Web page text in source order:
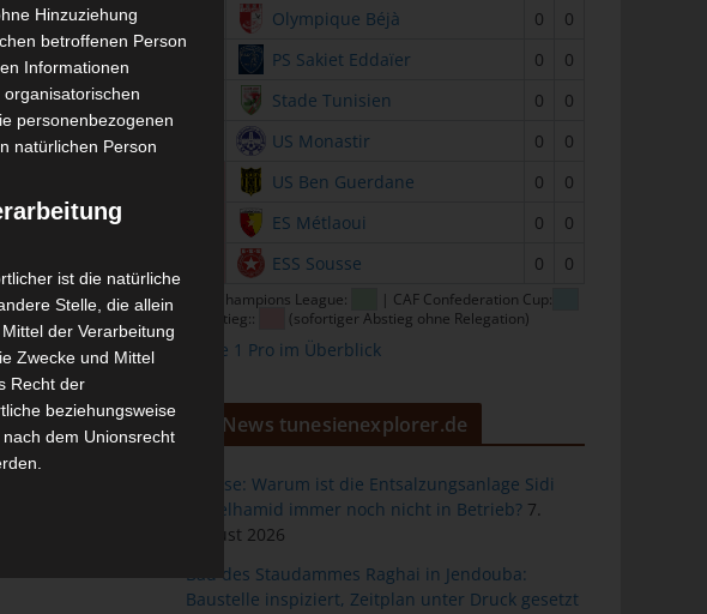
Olympique Béjà 0
0
PS Sakiet Eddaïer 0
0
Stade Tunisien 0
0
US Monastir 0
0
US Ben Guerdane 0
0
ES Métlaoui 0
0
ESS Sousse 0 0
CAF Champions League:
| CAF Confederation Cup:
| Abstieg::
(sofortiger Abstieg ohne Relegation)
Ligue 1 Pro im Überblick
News tunesienexplorer.de
Sousse: Warum ist die Entsalzungsanlage Sidi
Abdelhamid immer noch nicht in Betrieb? 7.
August 2026
Bau des Staudammes Raghai in Jendouba:
Baustelle inspiziert, Zeitplan unter Druck gesetzt
Hinzuziehung
betroffenen Person
Informationen
personenbezogenen
natürlichen Person
ist die natürliche
Stelle, die allein
der Verarbeitung
Zwecke und Mittel
Recht der
beziehungsweise
dem Unionsrecht
Person, Behörde,